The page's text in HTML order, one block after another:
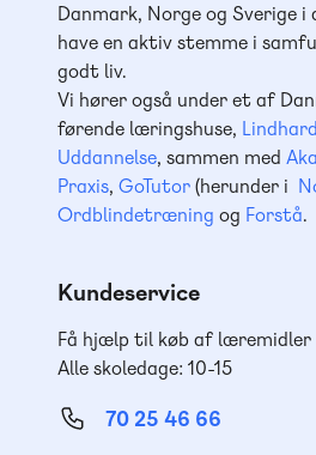
Danmark, Norge og Sverige i
have en aktiv stemme i
godt liv.
Vi hører også under et af
førende læringshuse,
Uddannelse, sammen med
Praxis, GoTutor(herunder i
Ordblindetræning og Forstå.
Kundeservice
Få hjælp til køb af læremidler
Alle skoledage: 10-15
70 25 46 66